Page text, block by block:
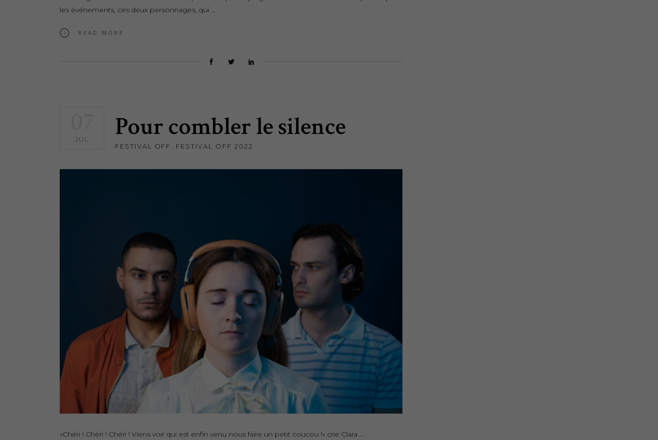
les événements, ces deux personnages, qui
READ MORE
JUL Pour combler le silence
FESTIVAL OFF , FESTIVAL OFF 2022
«Chéri ! Chéri ! Chéri ! Viens voir qui est enfin venu nous faire un petit coucou !» crie Clara